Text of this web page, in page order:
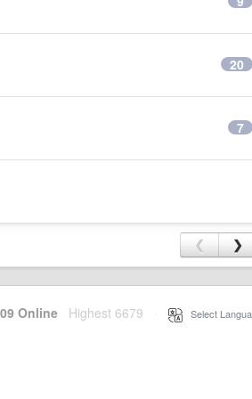
20
7
❮ ❯
Online Highest 6679 Select